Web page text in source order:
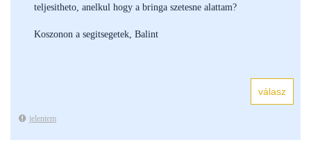
teljesitheto, anelkul hogy a bringa szetesne alattam?
Koszonon a segitsegetek, Balint
jelentem